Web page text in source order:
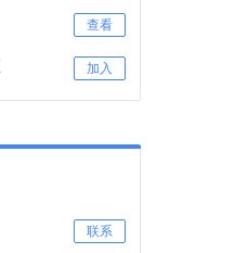
查看
加入
联系